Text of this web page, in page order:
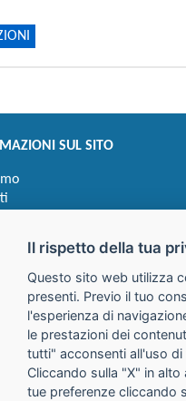
SUL SITO
cookie
si intendono IVA esclusa
GALIMBERTI
Il rispetto della tua
Questo sito web utilizza
presenti. Previo il tuo
l'esperienza di
le prestazioni dei
tutti" acconsenti all'uso
Cliccando sulla "X" in
tue preferenze cliccando